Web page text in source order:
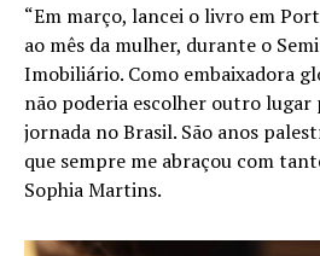
“Em março, lancei o livro em
ao mês da mulher, durante o
Imobiliário. Como embaixadora
não poderia escolher outro lugar
jornada no Brasil. São anos
que sempre me abraçou com
Sophia Martins.